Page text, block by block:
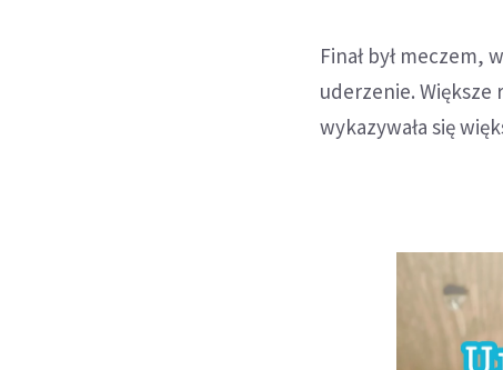
Finał był meczem,
uderzenie. Większe
wykazywała się